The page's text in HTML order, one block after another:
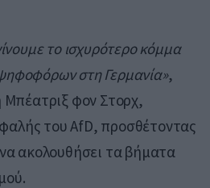
το ισχυρότερο κόμμα
στη Γερμανία»,
φον Στορχ,
του AfD, προσθέτοντας
ακολουθήσει τα βήματα